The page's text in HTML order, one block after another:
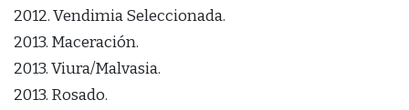
2012. Vendimia Seleccionada.
2013. Maceración.
2013. Viura/Malvasia.
2013. Rosado.